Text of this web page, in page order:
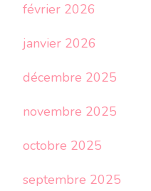
février 2026
janvier 2026
décembre 2025
novembre 2025
octobre 2025
septembre 2025